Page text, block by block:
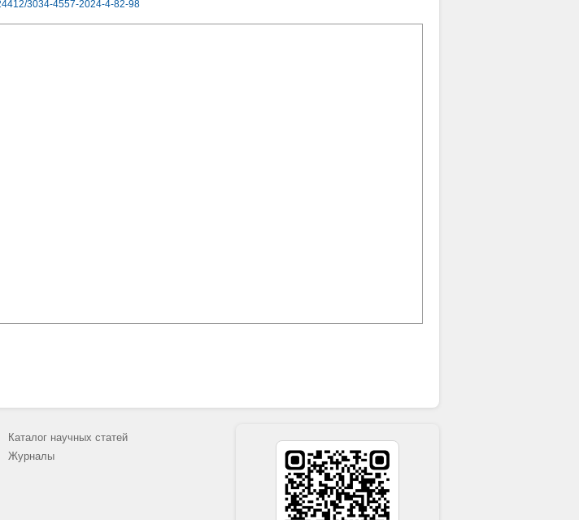
3034-4557-2024-4-82-98
Каталог научных статей
Журналы